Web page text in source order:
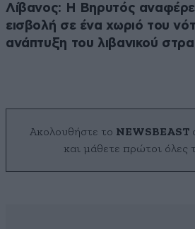
Λίβανος: Η Βηρυτός
εισβολή σε ένα χωριό του
ανάπτυξη του λιβανικού
Ακολουθήστε το NEWSBEAST
και μάθετε πρώτοι όλες